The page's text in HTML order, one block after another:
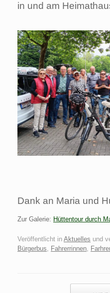
in und am
Dank an Maria und
Zur Galerie: Hüttentour durch
Veröffentlicht in Aktuelles und
Bürgerbus
Fahrerrinnen Farhrer